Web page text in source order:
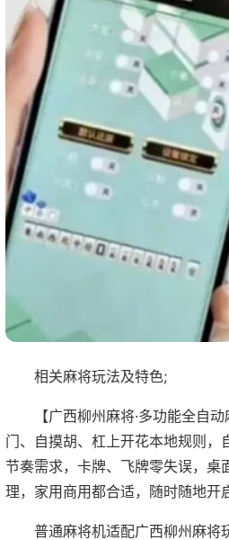
相关麻将玩法及特色;
【广西柳州麻将·多功能全自
门、自摸胡、杠上开花本地规则
节奏需求，卡牌、飞牌零失误，桌
理，家用商用都合适，随时随地开
普通麻将机适配广西柳州麻将